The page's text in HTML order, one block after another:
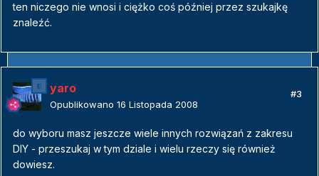
ten niczego nie wnosi i ciężko coś później przez szukajkę
znaleźć.
yaro
Opublikowano 16 Listopada 2008
#3
do wyboru masz jeszcze wiele innych rozwiązań z zakresu
DIY - przeszukaj w tym dziale i wielu rzeczy się również
dowiesz.